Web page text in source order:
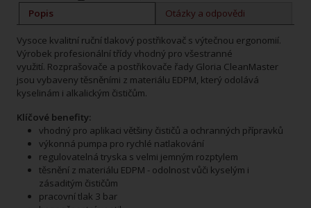
Popis
Otázky a odpovědi
Vysoce kvalitní ruční tlakový postřikovač s výtečnou ergonomií.
Výrobek profesionální třídy vhodný pro všestranné
využití. Rozprašovače a postřikovače řady Gloria CleanMaster
jsou vybaveny těsněními z materiálu EDPM, který odolává
kyselinám i alkalickým čističům.
Klíčové benefity:
vhodný pro aplikaci většiny čističů a ochranných přípravků
výkonná pumpa pro rychlé natlakování
regulovatelná tryska s velmi jemným rozptylem
těsnění z materiálu EDPM - odolnost vůči kyselým i
zásaditým čističům
pracovní tlak 3 bar